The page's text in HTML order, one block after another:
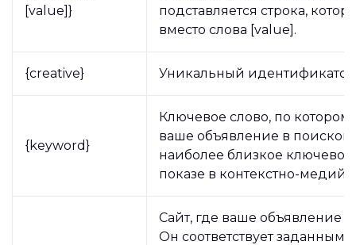
[value]}
подставляется строка,
вместо слова [value].
{creative} Уникальный
{keyword}
Ключевое слово, по
ваше объявление в
наиболее близкое
показе в контекстно-
Сайт, где ваше объявление
Он соответствует заданным